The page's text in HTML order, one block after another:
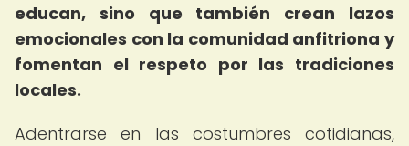
educan, sino que también crean lazos
emocionales con la comunidad anfitriona y
fomentan el respeto por las tradiciones
locales.
Adentrarse en las costumbres cotidianas,